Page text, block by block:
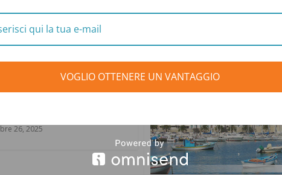
di viaggio davvero unica e al di sopra di qualsiasi
Serena- Il Mito
26, 2025
VOGLIO OTTENERE UN VANTAGGIO